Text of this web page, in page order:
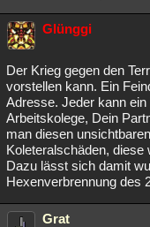
Glünggi
Der Krieg gegen den
vorstellen kann. Ein
Adresse. Jeder kann
Arbeitskolege, Dein
man diesen
Koleteralschäden, diese
Dazu lässt sich damit
Hexenverbrennung des
Grat